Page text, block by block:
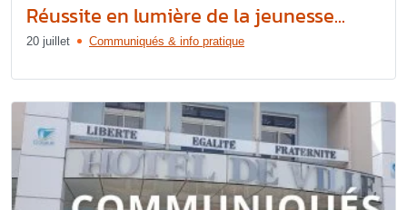
Réussite en lumière de la jeunesse...
20 juillet Communiqués & info pratique